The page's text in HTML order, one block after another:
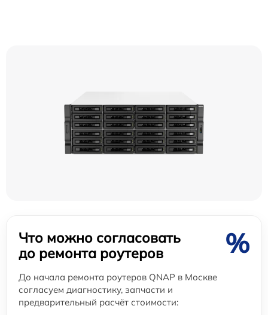
Что можно согласовать
до ремонта роутеров
%
До начала ремонта роутеров QNAP в Москве
согласуем диагностику, запчасти и
предварительный расчёт стоимости: